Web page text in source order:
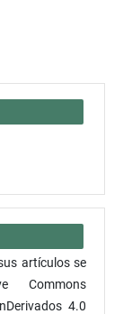
artículos se
Commons
4.0